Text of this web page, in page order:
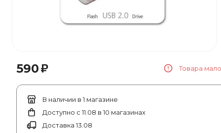
590₽ Товара мало
В наличии в 1 магазине
Доступно с 11.08 в 10 магазинах
Доставка 13.08